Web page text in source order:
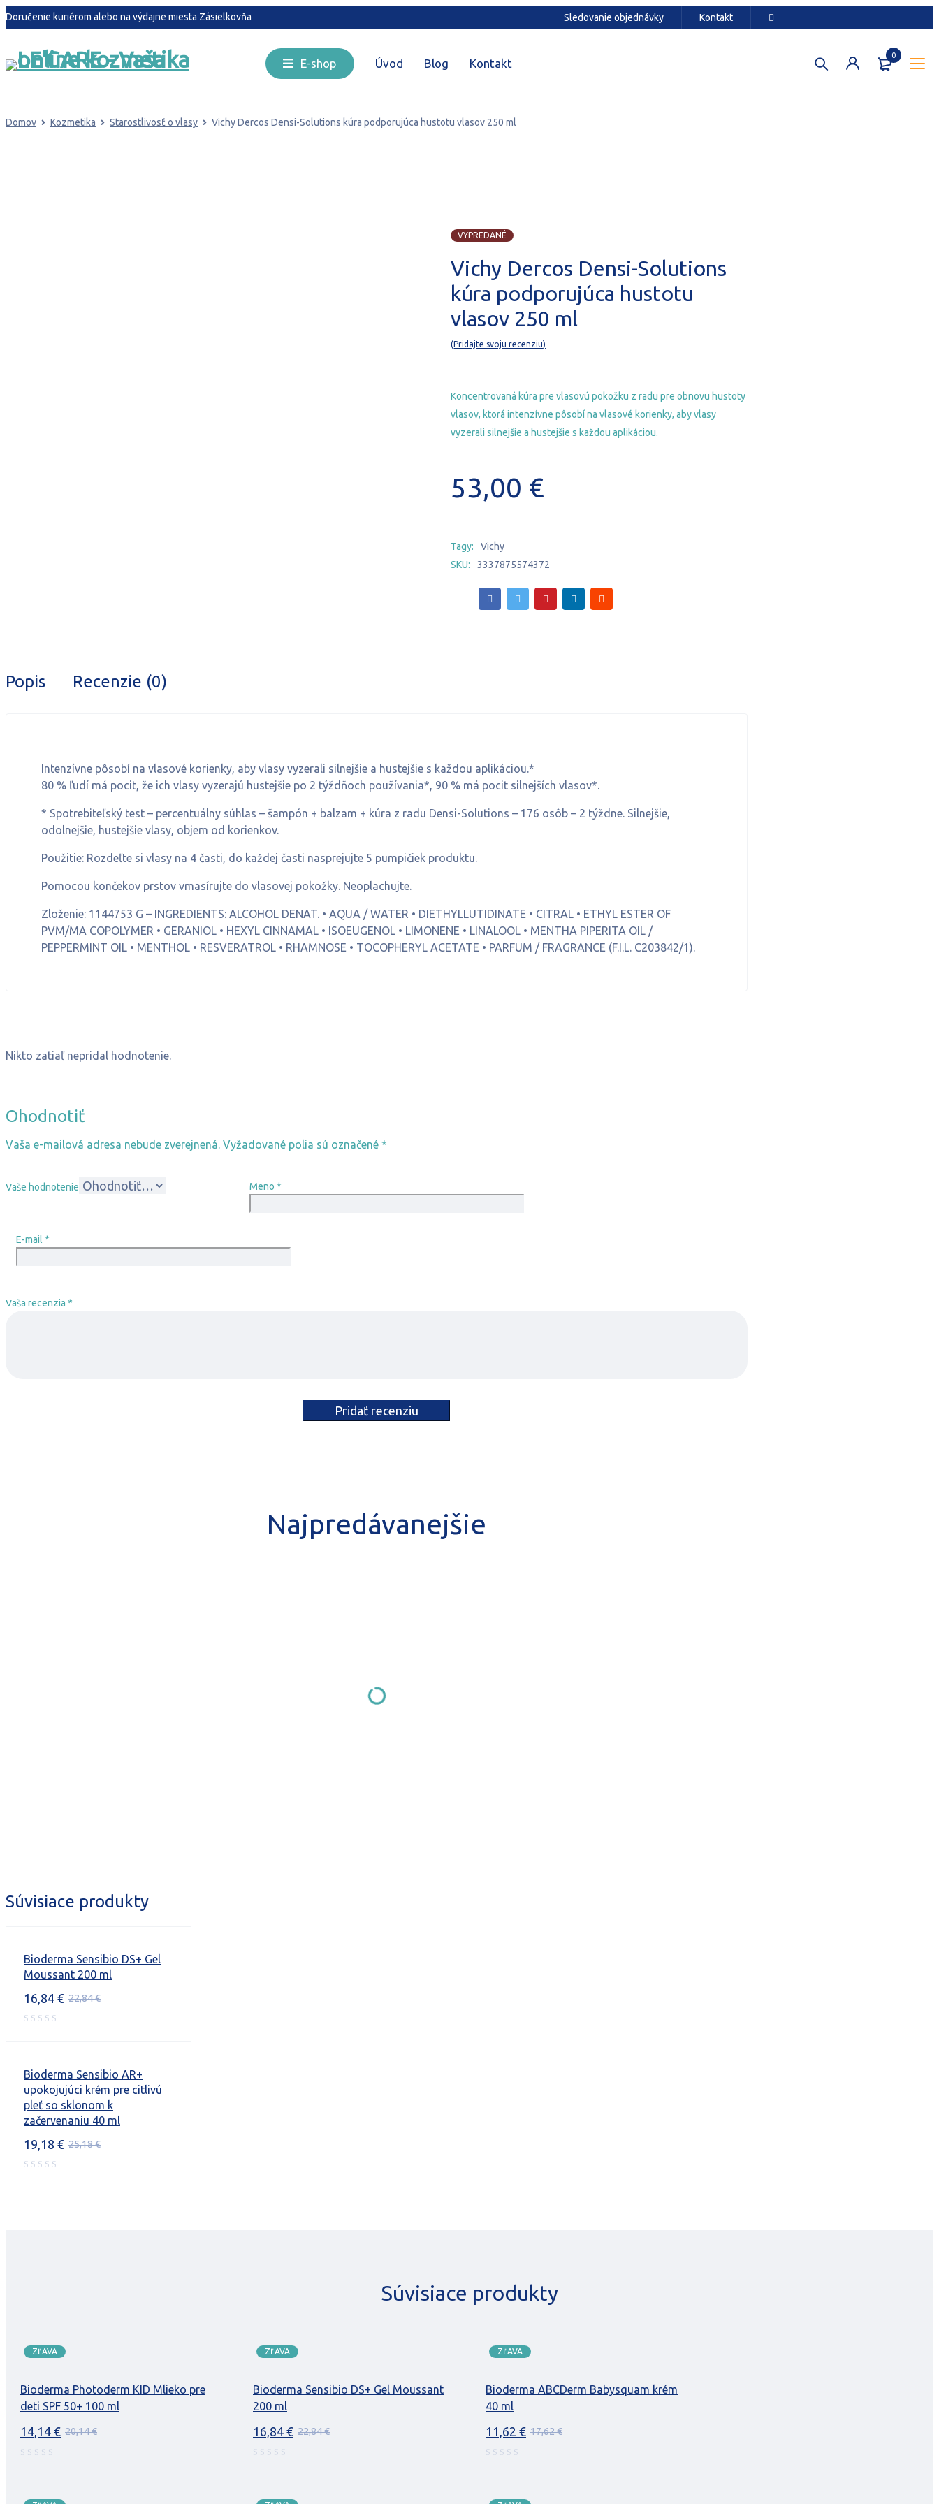
Doručenie kuriérom alebo na výdajne miesta Zásielkovňa Sledovanie objednávky Kontakt
0
E-shop Úvod Blog Kontakt
Domov Kozmetika Starostlivosť o vlasy Vichy Dercos Densi-Solutions kúra podporujúca hustotu vlasov 250 ml
VYPREDANÉ
Vichy Dercos Densi-Solutions
kúra podporujúca hustotu
vlasov 250 ml
Pridajte svoju recenziu
Koncentrovaná kúra pre vlasovú pokožku z radu pre obnovu hustoty
vlasov, ktorá intenzívne pôsobí na vlasové korienky, aby vlasy
vyzerali silnejšie a hustejšie s každou aplikáciou.
53,00 €
Tagy:
Vichy
SKU:
3337875574372
Popis Recenzie (0)
Intenzívne pôsobí na vlasové korienky, aby vlasy vyzerali silnejšie a hustejšie s každou aplikáciou.*
80 % ľudí má pocit, že ich vlasy vyzerajú hustejšie po 2 týždňoch používania*, 90 % má pocit silnejších vlasov*.
* Spotrebiteľský test – percentuálny súhlas – šampón + balzam + kúra z radu Densi-Solutions – 176 osôb – 2 týždne. Silnejšie,
odolnejšie, hustejšie vlasy, objem od korienkov.
Použitie: Rozdeľte si vlasy na 4 časti, do každej časti nasprejujte 5 pumpičiek produktu.
Pomocou končekov prstov vmasírujte do vlasovej pokožky. Neoplachujte.
Zloženie: 1144753 G – INGREDIENTS: ALCOHOL DENAT. • AQUA / WATER • DIETHYLLUTIDINATE • CITRAL • ETHYL ESTER OF
PVM/MA COPOLYMER • GERANIOL • HEXYL CINNAMAL • ISOEUGENOL • LIMONENE • LINALOOL • MENTHA PIPERITA OIL /
PEPPERMINT OIL • MENTHOL • RESVERATROL • RHAMNOSE • TOCOPHERYL ACETATE • PARFUM / FRAGRANCE (F.I.L. C203842/1).
Nikto zatiaľ nepridal hodnotenie.
Ohodnotiť
Vaša e-mailová adresa nebude zverejnená. Vyžadované polia sú označené *
Vaše hodnotenie
Vaša recenzia *
Meno *
E-mail *
Najpredávanejšie
Súvisiace produkty
Bioderma Sensibio DS+ Gel
Moussant 200 ml
22,84€
Pôvodná
cena
16,84 €
Aktuálna
cena
Bioderma Sensibio AR+
upokojujúci krém pre citlivú
pleť so sklonom k
začervenaniu 40 ml
25,18€
Pôvodná
cena
19,18 €
Aktuálna
cena
Súvisiace produkty
ZĽAVA
Bioderma Photoderm KID Mlieko pre
deti SPF 50+ 100 ml
20,14€
Pôvodná
cena
14,14 €
Aktuálna
cena
ZĽAVA
Bioderma Sensibio DS+ Gel Moussant
200 ml
22,84€
Pôvodná
cena
16,84 €
Aktuálna
cena
ZĽAVA
Bioderma ABCDerm Babysquam krém
40 ml
17,62€
Pôvodná
cena
11,62 €
Aktuálna
cena